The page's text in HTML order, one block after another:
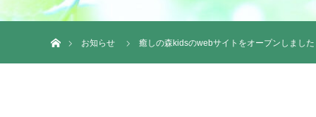
お知らせ
癒しの森kidsのwebサイトをオープンしました